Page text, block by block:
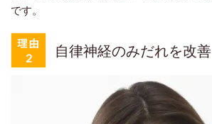
です。
自律神経のみだれを改善